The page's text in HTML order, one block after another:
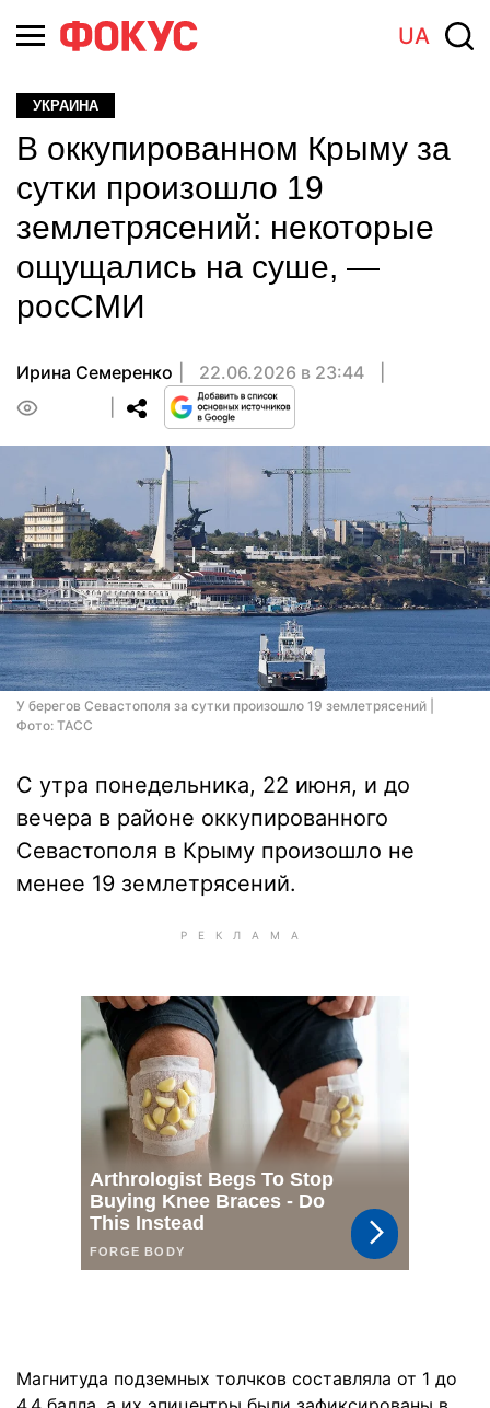
UA
УКРАИНА
В оккупированном Крыму за
сутки произошло 19
землетрясений: некоторые
ощущались на суше, —
росСМИ
Ирина Семеренко
22.06.2026 в 23:44
У берегов Севастополя за сутки произошло 19 землетрясений |
Фото: ТАСС
С утра понедельника, 22 июня, и до
вечера в районе оккупированного
Севастополя в Крыму произошло не
менее 19 землетрясений.
Магнитуда подземных толчков составляла от 1 до